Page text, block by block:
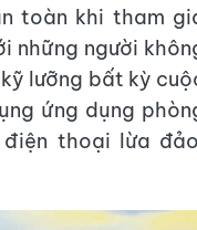
toàn khi tham
những người
lưỡng bất kỳ
ứng dụng
thoại lừa